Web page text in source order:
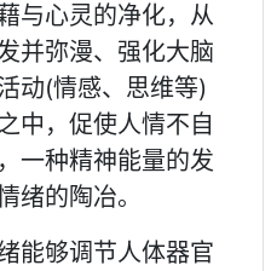
与心灵的净化，从
并弥漫、强化大脑
动(情感、思维等)
中，促使人情不自
一种精神能量的发
绪的陶冶。
能够调节人体器官